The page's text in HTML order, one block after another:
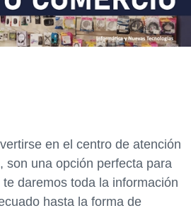
en el centro de atención
son una opción perfecta para
daremos toda la información
hasta la forma de